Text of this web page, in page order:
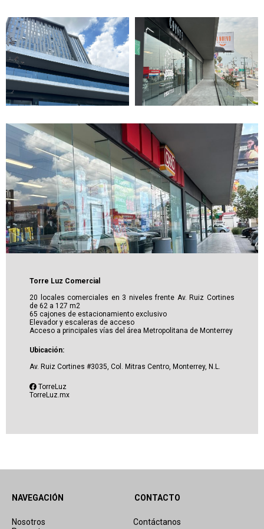
Torre Luz Comercial
20 locales comerciales en 3 niveles frente Av. Ruiz Cortines
de 62 a 127 m2
65 cajones de estacionamiento exclusivo
Elevador y escaleras de acceso
Acceso a principales vías del área Metropolitana de Monterrey
Ubicación:
Av. Ruiz Cortines #3035, Col. Mitras Centro, Monterrey, N.L.
TorreLuz
TorreLuz.mx
NAVEGACIÓN
Nosotros
CONTACTO
Contáctanos